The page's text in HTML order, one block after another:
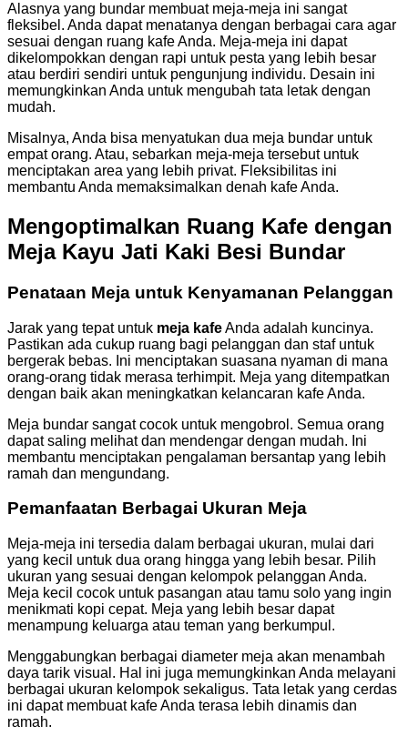
Alasnya yang bundar membuat meja-meja ini sangat
fleksibel. Anda dapat menatanya dengan berbagai cara agar
sesuai dengan ruang kafe Anda. Meja-meja ini dapat
dikelompokkan dengan rapi untuk pesta yang lebih besar
atau berdiri sendiri untuk pengunjung individu. Desain ini
memungkinkan Anda untuk mengubah tata letak dengan
mudah.
Misalnya, Anda bisa menyatukan dua meja bundar untuk
empat orang. Atau, sebarkan meja-meja tersebut untuk
menciptakan area yang lebih privat. Fleksibilitas ini
membantu Anda memaksimalkan denah kafe Anda.
Mengoptimalkan Ruang Kafe dengan
Meja Kayu Jati Kaki Besi Bundar
Penataan Meja untuk Kenyamanan Pelanggan
Jarak yang tepat untuk meja kafeAnda adalah kuncinya.
Pastikan ada cukup ruang bagi pelanggan dan staf untuk
bergerak bebas. Ini menciptakan suasana nyaman di mana
orang-orang tidak merasa terhimpit. Meja yang ditempatkan
dengan baik akan meningkatkan kelancaran kafe Anda.
Meja bundar sangat cocok untuk mengobrol. Semua orang
dapat saling melihat dan mendengar dengan mudah. Ini
membantu menciptakan pengalaman bersantap yang lebih
ramah dan mengundang.
Pemanfaatan Berbagai Ukuran Meja
Meja-meja ini tersedia dalam berbagai ukuran, mulai dari
yang kecil untuk dua orang hingga yang lebih besar. Pilih
ukuran yang sesuai dengan kelompok pelanggan Anda.
Meja kecil cocok untuk pasangan atau tamu solo yang ingin
menikmati kopi cepat. Meja yang lebih besar dapat
menampung keluarga atau teman yang berkumpul.
Menggabungkan berbagai diameter meja akan menambah
daya tarik visual. Hal ini juga memungkinkan Anda melayani
berbagai ukuran kelompok sekaligus. Tata letak yang cerdas
ini dapat membuat kafe Anda terasa lebih dinamis dan
ramah.